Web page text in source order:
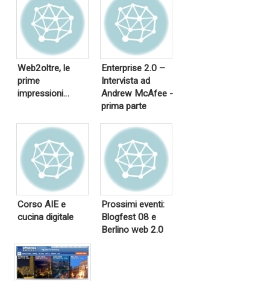
Web2oltre, le
prime
impressioni…
Enterprise 2.0 –
Intervista ad
Andrew McAfee -
prima parte
Corso AIE e
cucina digitale
Prossimi eventi:
Blogfest 08 e
Berlino web 2.0